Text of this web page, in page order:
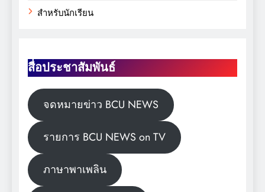
สำหรับนักเรียน
สื่อประชาสัมพันธ์
จดหมายข่าว BCU NEWS
รายการ BCU NEWS on TV
ภาษาพาเพลิน